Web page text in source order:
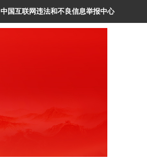
中国互联网违法和不良信息举报中心